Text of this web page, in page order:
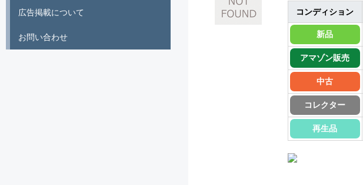
コンディション
新品
アマゾン販売
中古
コレクター
再生品
広告掲載について
お問い合わせ